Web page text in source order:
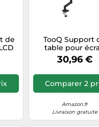
de
TooQ Support
table pour
DB1334TNR-B
Noir
30,96 €
Comparer 2
Amazon.fr
Livraison gratuite